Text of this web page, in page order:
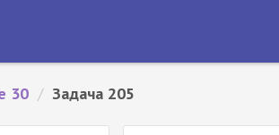
30 / Задача 205